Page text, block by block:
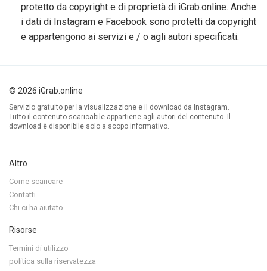
protetto da copyright e di proprietà di iGrab.online. Anche
i dati di Instagram e Facebook sono protetti da copyright
e appartengono ai servizi e / o agli autori specificati.
© 2026 iGrab.online
Servizio gratuito per la visualizzazione e il download da Instagram.
Tutto il contenuto scaricabile appartiene agli autori del contenuto. Il
download è disponibile solo a scopo informativo.
Altro
Come scaricare
Contatti
Chi ci ha aiutato
Risorse
Termini di utilizzo
politica sulla riservatezza